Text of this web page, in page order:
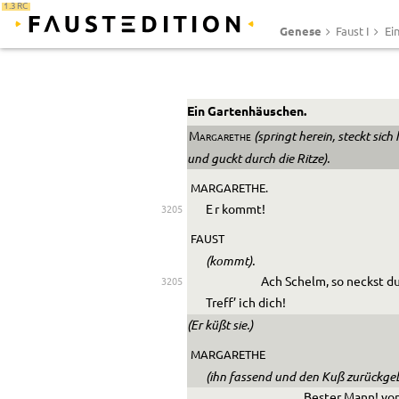
1.3 RC
Genese Faust I
Ein Gartenhäuschen.
Margarethe (springt herein, steckt sich
und guckt durch die Ritze).
MARGARETHE.
3205 E r kommt!
FAUST
(kommt).
3205
Ach Schelm, so neckst
Treff’ ich dich!
(Er küßt sie.)
MARGARETHE
(ihn fassend und den Kuß